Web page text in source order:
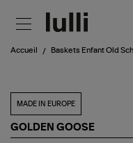
Accueil Baskets Enfant Old
MADE IN EUROPE
GOLDEN GOOSE